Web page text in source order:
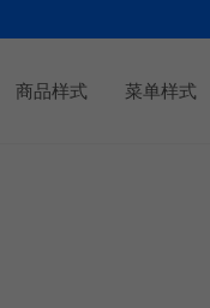
商品样式 菜单样式